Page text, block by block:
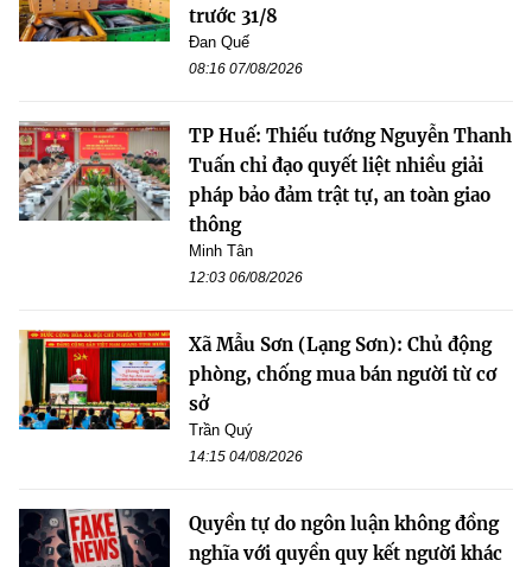
trước 31/8
Đan Quế
08:16 07/08/2026
TP Huế: Thiếu tướng Nguyễn Thanh
Tuấn chỉ đạo quyết liệt nhiều giải
pháp bảo đảm trật tự, an toàn giao
thông
Minh Tân
12:03 06/08/2026
Xã Mẫu Sơn (Lạng Sơn): Chủ động
phòng, chống mua bán người từ cơ
sở
Trần Quý
14:15 04/08/2026
Quyền tự do ngôn luận không đồng
nghĩa với quyền quy kết người khác